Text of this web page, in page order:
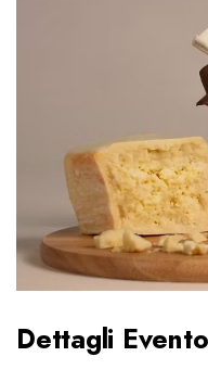
Dettagli Evento